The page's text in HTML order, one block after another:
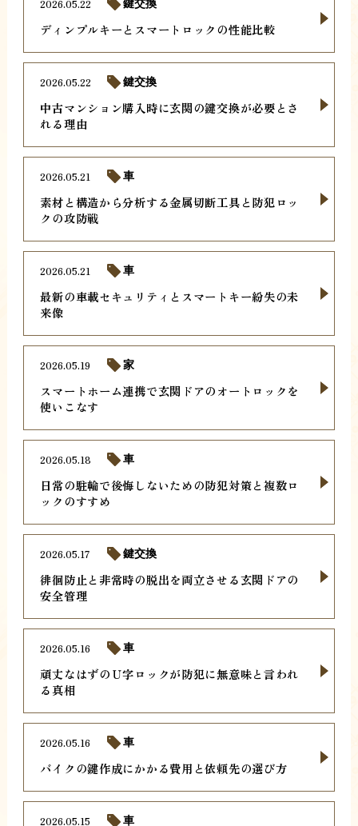
ディンプルキーとスマートロックの性能比較
2026.05.22 鍵交換
中古マンション購入時に玄関の鍵交換が必要とさ
れる理由
2026.05.22 鍵交換
素材と構造から分析する金属切断工具と防犯ロッ
クの攻防戦
2026.05.21 車
最新の車載セキュリティとスマートキー紛失の未
来像
2026.05.21 車
スマートホーム連携で玄関ドアのオートロックを
使いこなす
2026.05.19 家
日常の駐輪で後悔しないための防犯対策と複数ロ
ックのすすめ
2026.05.18 車
徘徊防止と非常時の脱出を両立させる玄関ドアの
安全管理
2026.05.17 鍵交換
頑丈なはずのＵ字ロックが防犯に無意味と言われ
る真相
2026.05.16 車
バイクの鍵作成にかかる費用と依頼先の選び方
2026.05.16 車
2026.05.15 車